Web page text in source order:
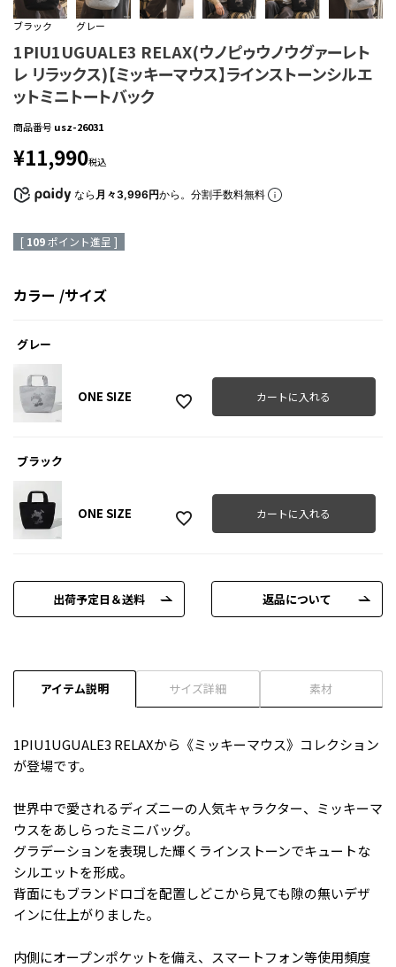
ブラック グレー
1PIU1UGUALE3 RELAX(ウノピゥウノウグァーレト
レ リラックス)【ミッキーマウス】ラインストーンシルエ
ットミニトートバック
商品番号 usz-26031
¥11,990税込
なら 月々3,996円から。分割手数料無料
[ 109ポイント進呈 ]
カラー サイズ
グレー
ONE SIZE カートに入れる
ブラック
ONE SIZE カートに入れる
出荷予定日＆送料 返品について
アイテム説明 サイズ詳細 素材
1PIU1UGUALE3 RELAXから《ミッキーマウス》コレクション
が登場です。
世界中で愛されるディズニーの人気キャラクター、ミッキーマ
ウスをあしらったミニバッグ。
グラデーションを表現した輝くラインストーンでキュートな
シルエットを形成。
背面にもブランドロゴを配置しどこから見ても隙の無いデザ
インに仕上がりました。
内側にオープンポケットを備え、スマートフォン等使用頻度